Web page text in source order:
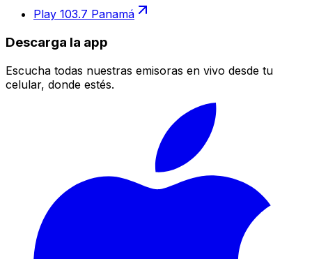
Play 103.7 Panamá
Descarga la app
Escucha todas nuestras emisoras en vivo desde tu
celular, donde estés.